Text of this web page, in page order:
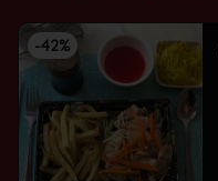
-42%